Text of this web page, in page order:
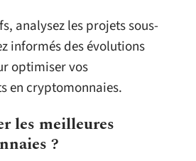
analysez les projets sous-
informés des évolutions
optimiser vos
en cryptomonnaies.
les meilleures
?